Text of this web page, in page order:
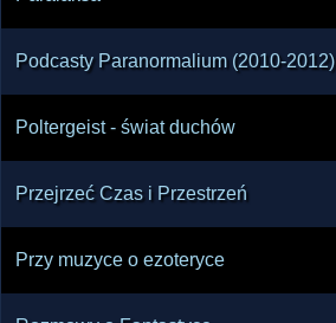
Podcasty Paranormalium (2010-2012)
Poltergeist - świat duchów
Przejrzeć Czas i Przestrzeń
Przy muzyce o ezoteryce